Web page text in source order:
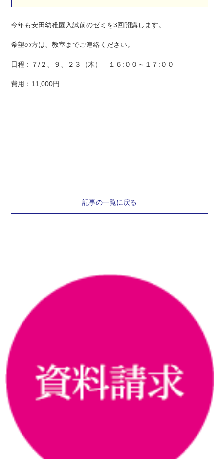
今年も安田幼稚園入試前のゼミを3回開講します。
希望の方は、教室までご連絡ください。
日程：７/２、９、２３（木） １６:００～１７:００
費用：11,000円
記事の一覧に戻る